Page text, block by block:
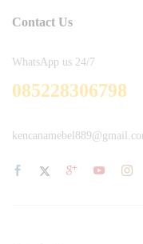
Contact Us
WhatsApp us 24/7
085228306798